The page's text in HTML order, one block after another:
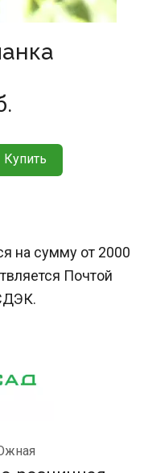
Купить
на сумму от 2000
Почтой